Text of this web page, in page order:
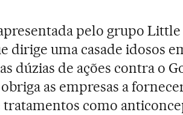
pelo grupo Little
dirige uma casade idosos
dúzias de ações contra o
as empresas a
tratamentos como